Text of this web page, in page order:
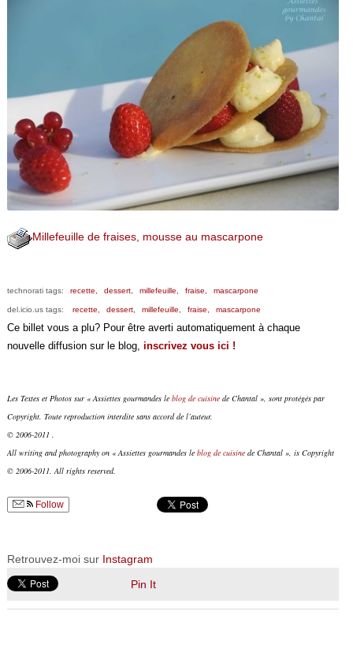
Millefeuille de fraises, mousse au mascarpone
technorati tags: recette, dessert, millefeuille, fraise, mascarpone
del.icio.us tags: recette, dessert, millefeuille, fraise, mascarpone
Ce billet vous a plu? Pour être averti automatiquement à chaque
nouvelle diffusion sur le blog, inscrivez vous ici !
Les Textes et Photos sur « Assiettes gourmandes le blog de cuisinede Chantal », sont protégés par
Copyright. Toute reproduction interdite sans accord de l’auteur.
© 2006-2011 .
All writing and photography on « Assiettes gourmandes le blog de cuisinede Chantal », is Copyright
© 2006-2011. All rights reserved.
Follow
Retrouvez-moi sur Instagram
Pin It